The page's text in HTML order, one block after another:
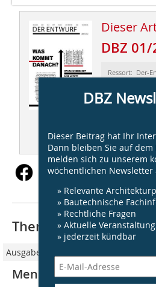
Dieser
DBZ
Ressort: Der-
DBZ
Dieser Beitrag hat Ihr
Dann bleiben Sie auf
melden sich zu unserem
wöchentlichen Newsletter
» Relevante
» Bautechnische
» Rechtliche Fragen
» Aktuelle
» jederzeit kündbar
Thematisch passende
Ausgabe 04/2023
Menschen